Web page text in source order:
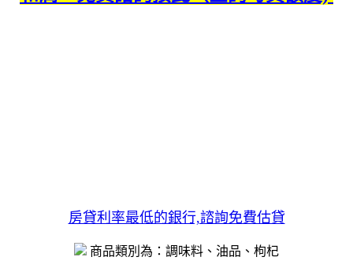
房貸利率最低的銀行,諮詢免費估貸
商品類別為：調味料、油品、枸杞